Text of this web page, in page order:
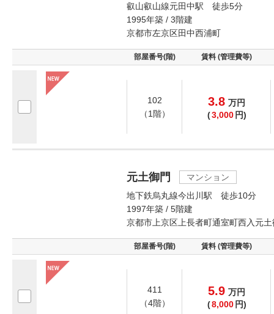
叡山叡山線元田中駅 徒歩5分
1995年築 / 3階建
京都市左京区田中西浦町
部屋番号(階) 賃料 (管理費等)
102
（1階）
3.8 万円
(3,000 円)
元土御門
マンション
地下鉄烏丸線今出川駅 徒歩10分
1997年築 / 5階建
京都市上京区上長者町通室町西入元
部屋番号(階) 賃料 (管理費等)
411
（4階）
5.9 万円
(8,000 円)